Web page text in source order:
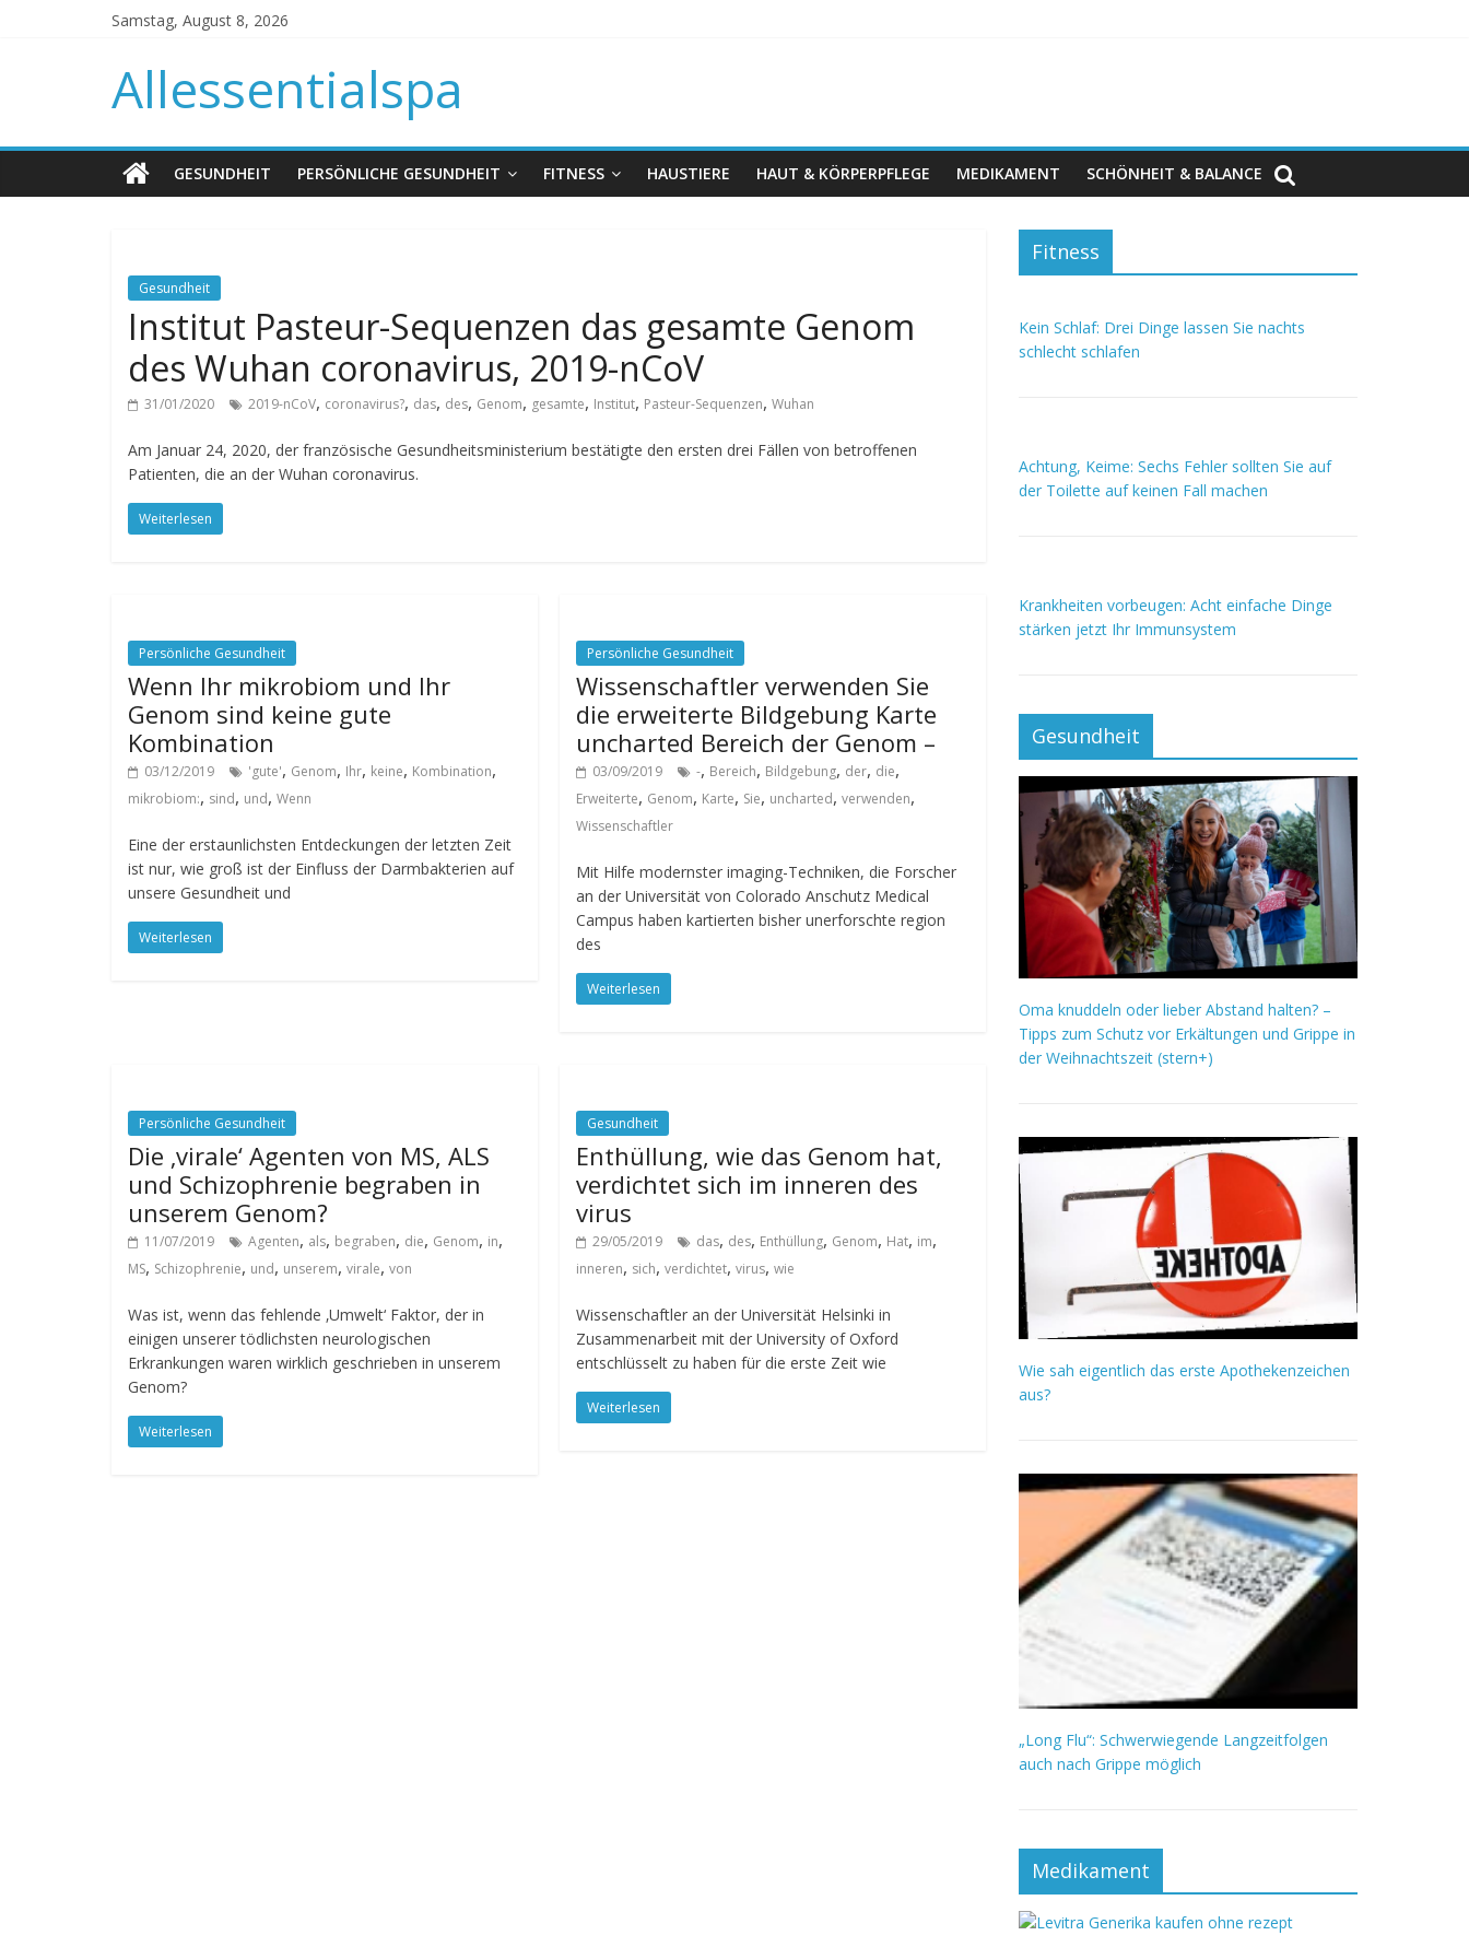
Samstag, August 8, 2026
Allessentialspa
GESUNDHEIT PERSÖNLICHE GESUNDHEIT FITNESS HAUSTIERE HAUT & KÖRPERPFLEGE MEDIKAMENT SCHÖNHEIT & BALANCE
Gesundheit
Institut Pasteur-Sequenzen das gesamte Genom
des Wuhan coronavirus, 2019-nCoV
31/01/2020 2019-nCoV, coronavirus?, das, des, Genom, gesamte, Institut, Pasteur-Sequenzen, Wuhan
Am Januar 24, 2020, der französische Gesundheitsministerium bestätigte den ersten drei Fällen von betroffenen
Patienten, die an der Wuhan coronavirus.
Weiterlesen
Persönliche Gesundheit
Wenn Ihr mikrobiom und Ihr
Genom sind keine gute
Kombination
03/12/2019 'gute', Genom, Ihr, keine, Kombination,
mikrobiom:, sind, und, Wenn
Eine der erstaunlichsten Entdeckungen der letzten Zeit
ist nur, wie groß ist der Einfluss der Darmbakterien auf
unsere Gesundheit und
Weiterlesen
Persönliche Gesundheit
Wissenschaftler verwenden Sie
die erweiterte Bildgebung Karte
uncharted Bereich der Genom –
03/09/2019 -, Bereich, Bildgebung, der, die,
Erweiterte, Genom, Karte, Sie, uncharted,verwenden,
Wissenschaftler
Mit Hilfe modernster imaging-Techniken, die Forscher
an der Universität von Colorado Anschutz Medical
Campus haben kartierten bisher unerforschte region
des
Weiterlesen
Persönliche Gesundheit
Die ‚virale‘ Agenten von MS, ALS
und Schizophrenie begraben in
unserem Genom?
11/07/2019 Agenten, als, begraben, die, Genom, in,
MS, Schizophrenie, und, unserem, virale, von
Was ist, wenn das fehlende ‚Umwelt‘ Faktor, der in
einigen unserer tödlichsten neurologischen
Erkrankungen waren wirklich geschrieben in unserem
Genom?
Weiterlesen
Gesundheit
Enthüllung, wie das Genom hat,
verdichtet sich im inneren des
virus
29/05/2019 das, des, Enthüllung, Genom, Hat, im,
inneren, sich,verdichtet,virus,wie
Wissenschaftler an der Universität Helsinki in
Zusammenarbeit mit der University of Oxford
entschlüsselt zu haben für die erste Zeit wie
Weiterlesen
Fitness
Kein Schlaf: Drei Dinge lassen Sie nachts
schlecht schlafen
Achtung, Keime: Sechs Fehler sollten Sie auf
der Toilette auf keinen Fall machen
Krankheiten vorbeugen: Acht einfache Dinge
stärken jetzt Ihr Immunsystem
Gesundheit
Oma knuddeln oder lieber Abstand halten? –
Tipps zum Schutz vor Erkältungen und Grippe in
der Weihnachtszeit (stern+)
Wie sah eigentlich das erste Apothekenzeichen
aus?
„Long Flu“: Schwerwiegende Langzeitfolgen
auch nach Grippe möglich
Medikament